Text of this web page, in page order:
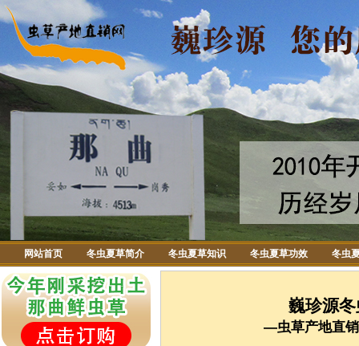
网站首页 冬虫夏草简介 冬虫夏草知识 冬虫夏草功效 冬虫
巍珍源
—虫草产地直